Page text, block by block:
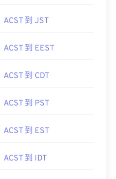
ACST 到 JST
ACST 到 EEST
ACST 到 CDT
ACST 到 PST
ACST 到 EST
ACST 到 IDT